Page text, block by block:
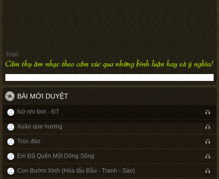
Total:
BÀI MỚI DUYỆT
Nữ nhi tình - ĐT
Xuân que hương
Trúc đào
Em Đã Quên Một Dòng Sông
Con Bướm Xinh (Hòa tấu Bầu - Tranh - Sáo)